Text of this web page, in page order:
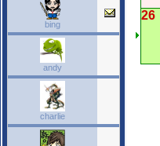
bing
andy
charlie
26